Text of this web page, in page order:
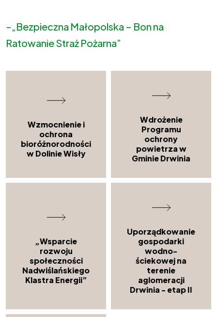
-„Bezpieczna Małopolska – Bon na
Ratowanie Straż Pożarna”
Wzmocnienie i
ochrona
bioróżnorodności
w Dolinie Wisły
Wdrożenie
Programu
ochrony
powietrza w
Gminie Drwinia
„Wsparcie
rozwoju
społeczności
Nadwiślańskiego
Klastra Energii”
Uporządkowanie
gospodarki
wodno-
ściekowej na
terenie
aglomeracji
Drwinia - etap II